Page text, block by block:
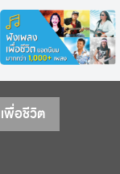
พื่อชีวิต